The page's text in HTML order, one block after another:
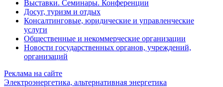
Выставки. Семинары. Конференции
Досуг, туризм и отдых
Консалтинговые, юридические и управленческие
услуги
Общественные и некоммерческие организации
Новости государственных органов, учреждений,
организаций
Реклама на сайте
Электроэнергетика, альтернативная энергетика